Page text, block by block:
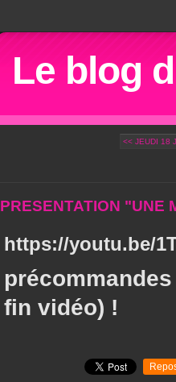
Le blog
<< JEUDI 18
PRESENTATION "UNE
https://youtu.be/
fin vidéo) !